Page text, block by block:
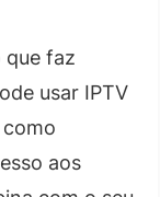
que faz
usar IPTV
aos